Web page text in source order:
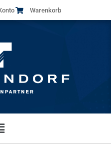
Warenkorb